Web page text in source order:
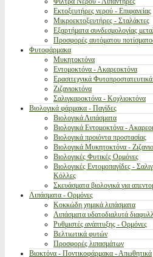
Εκτοξευτήρες νερού - Επιφανείας
Μικροεκτοξευτήρες - Σταλάκτες
Εξαρτήματα συνδεσμολογίας
Προσφορές αυτόματου
Φυτοφάρμακα
Μυκητοκτόνα
Εντομοκτόνα - Ακαρεοκτόνα
Ερασιτεχνικά
Ζιζανιοκτόνα
Σαλιγκαροκτόνα - Κοχλιοκτόνα
Βιολογικά φάρμακα - Παγίδες
Βιολογικά Λιπάσματα
Βιολογικά Εντομοκτόνα -
Βιολογικά προιόντα προστασίας
Βιολογικά Μυκητοκτόνα -
Βιολογικές Φυτικές Ορμόνες
Βιολογικές Εντομοπαγίδες -
Κόλλες
Σκευάσματα βιολογικά για
Λιπάσματα - Ορμόνες
Κοκκώδη χημικά λιπάσματα
Λιπάσματα υδατοδιαλυτά
Ρυθμιστές ανάπτυξης - Ορμόνες
Βελτιωτικά φυτών
Προσφορές λιπασμάτων
Βιοκτόνα - Ποντικοφάρμακα - Απωθητικά